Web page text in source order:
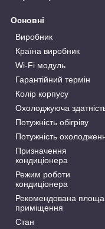
Основні
Виробник
Країна виробник
Wi-Fi модуль
Гарантійний термін
Колір корпусу
Охолоджуюча
Потужність обігріву
Потужність
Призначення
кондиціонера
Режим роботи
кондиціонера
Рекомендована площа
приміщення
Стан